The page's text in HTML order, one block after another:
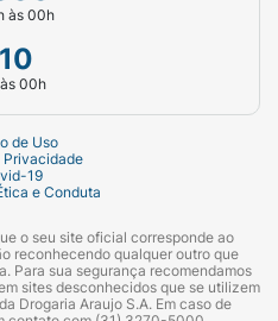
às 00h
00h
de Uso
Privacidade
19
e Conduta
o seu site oficial corresponde ao
reconhecendo qualquer outro que
Para sua segurança recomendamos
sites desconhecidos que se utilizem
Drogaria Araujo S.A. Em caso de